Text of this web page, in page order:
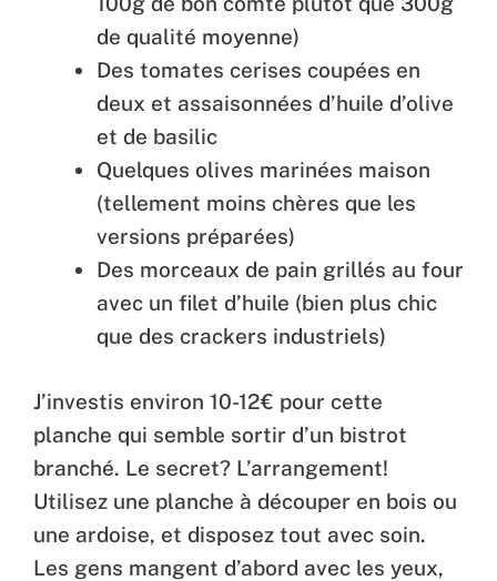
de qualité moyenne)
Des tomates cerises coupées en
deux et assaisonnées d’huile d’olive
et de basilic
Quelques olives marinées maison
(tellement moins chères que les
versions préparées)
Des morceaux de pain grillés au four
avec un filet d’huile (bien plus chic
que des crackers industriels)
J’investis environ 10-12€ pour cette
planche qui semble sortir d’un bistrot
branché. Le secret? L’arrangement!
Utilisez une planche à découper en bois ou
une ardoise, et disposez tout avec soin.
Les gens mangent d’abord avec les yeux,